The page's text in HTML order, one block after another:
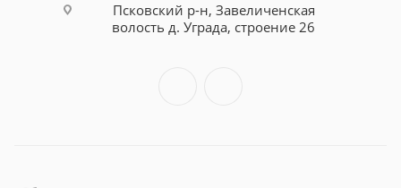
Псковский р-н, Завеличенская
волость д. Уграда, строение 26